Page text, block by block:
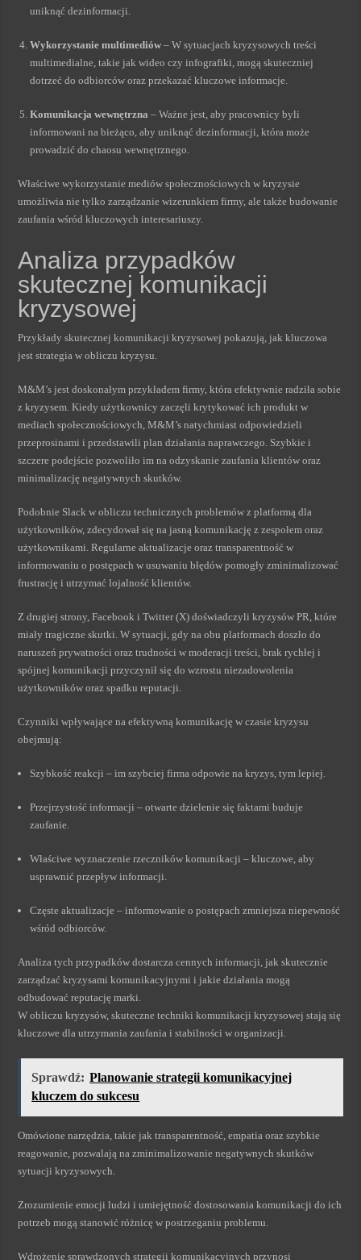
uniknąć dezinformacji.
Wykorzystanie multimediów – W sytuacjach kryzysowych treści
multimedialne, takie jak wideo czy infografiki, mogą skuteczniej
dotrzeć do odbiorców oraz przekazać kluczowe informacje.
Komunikacja wewnętrzna – Ważne jest, aby pracownicy byli
informowani na bieżąco, aby uniknąć dezinformacji, która może
prowadzić do chaosu wewnętrznego.
Właściwe wykorzystanie mediów społecznościowych w kryzysie
umożliwia nie tylko zarządzanie wizerunkiem firmy, ale także budowanie
zaufania wśród kluczowych interesariuszy.
Analiza przypadków
skutecznej komunikacji
kryzysowej
Przykłady skutecznej komunikacji kryzysowej pokazują, jak kluczowa
jest strategia w obliczu kryzysu.
M&M’s jest doskonałym przykładem firmy, która efektywnie radziła sobie
z kryzysem. Kiedy użytkownicy zaczęli krytykować ich produkt w
mediach społecznościowych, M&M’s natychmiast odpowiedzieli
przeprosinami i przedstawili plan działania naprawczego. Szybkie i
szczere podejście pozwoliło im na odzyskanie zaufania klientów oraz
minimalizację negatywnych skutków.
Podobnie Slack w obliczu technicznych problemów z platformą dla
użytkowników, zdecydował się na jasną komunikację z zespołem oraz
użytkownikami. Regularne aktualizacje oraz transparentność w
informowaniu o postępach w usuwaniu błędów pomogły zminimalizować
frustrację i utrzymać lojalność klientów.
Z drugiej strony, Facebook i Twitter (X) doświadczyli kryzysów PR, które
miały tragiczne skutki. W sytuacji, gdy na obu platformach doszło do
naruszeń prywatności oraz trudności w moderacji treści, brak rychłej i
spójnej komunikacji przyczynił się do wzrostu niezadowolenia
użytkowników oraz spadku reputacji.
Czynniki wpływające na efektywną komunikację w czasie kryzysu
obejmują:
Szybkość reakcji – im szybciej firma odpowie na kryzys, tym lepiej.
Przejrzystość informacji – otwarte dzielenie się faktami buduje
zaufanie.
Właściwe wyznaczenie rzeczników komunikacji – kluczowe, aby
usprawnić przepływ informacji.
Częste aktualizacje – informowanie o postępach zmniejsza niepewność
wśród odbiorców.
Analiza tych przypadków dostarcza cennych informacji, jak skutecznie
zarządzać kryzysami komunikacyjnymi i jakie działania mogą
odbudować reputację marki.
W obliczu kryzysów, skuteczne techniki komunikacji kryzysowej stają się
kluczowe dla utrzymania zaufania i stabilności w organizacji.
Sprawdź: Planowanie strategii komunikacyjnej
kluczem do sukcesu
Omówione narzędzia, takie jak transparentność, empatia oraz szybkie
reagowanie, pozwalają na zminimalizowanie negatywnych skutków
sytuacji kryzysowych.
Zrozumienie emocji ludzi i umiejętność dostosowania komunikacji do ich
potrzeb mogą stanowić różnicę w postrzeganiu problemu.
Wdrożenie sprawdzonych strategii komunikacyjnych przynosi